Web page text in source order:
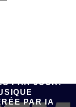
PAR JOUR:
PAR IA